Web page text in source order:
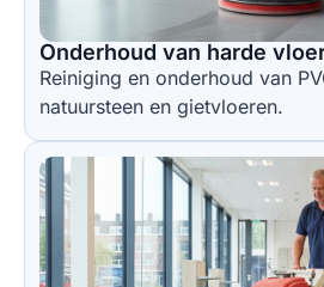
Onderhoud van harde
Reiniging en onderhoud van
natuursteen en gietvloeren.